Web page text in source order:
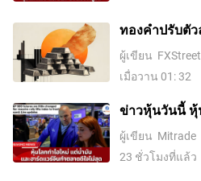
ทองคำปรับตัว
ดอลลาร์ ขณะ
ระหว่างสหรัฐ
ผู้เขียน FXStreet
เมื่อวาน 01: 32
ข่าวหุ้นวันนี้ หุ้
ฮาร์ดแวร์จีนท
ผู้เขียน Mitrade
23 ชั่วโมงที่แล้ว